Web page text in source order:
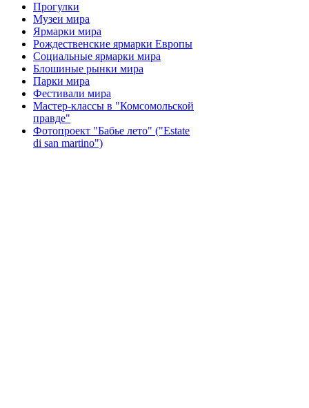
Прогулки
Музеи мира
Ярмарки мира
Рождественские ярмарки Европы
Социальные ярмарки мира
Блошиные рынки мира
Парки мира
Фестивали мира
Мастер-классы в "Комсомольской
правде"
Фотопроект "Бабье лето" ("Еstate
di san martino")